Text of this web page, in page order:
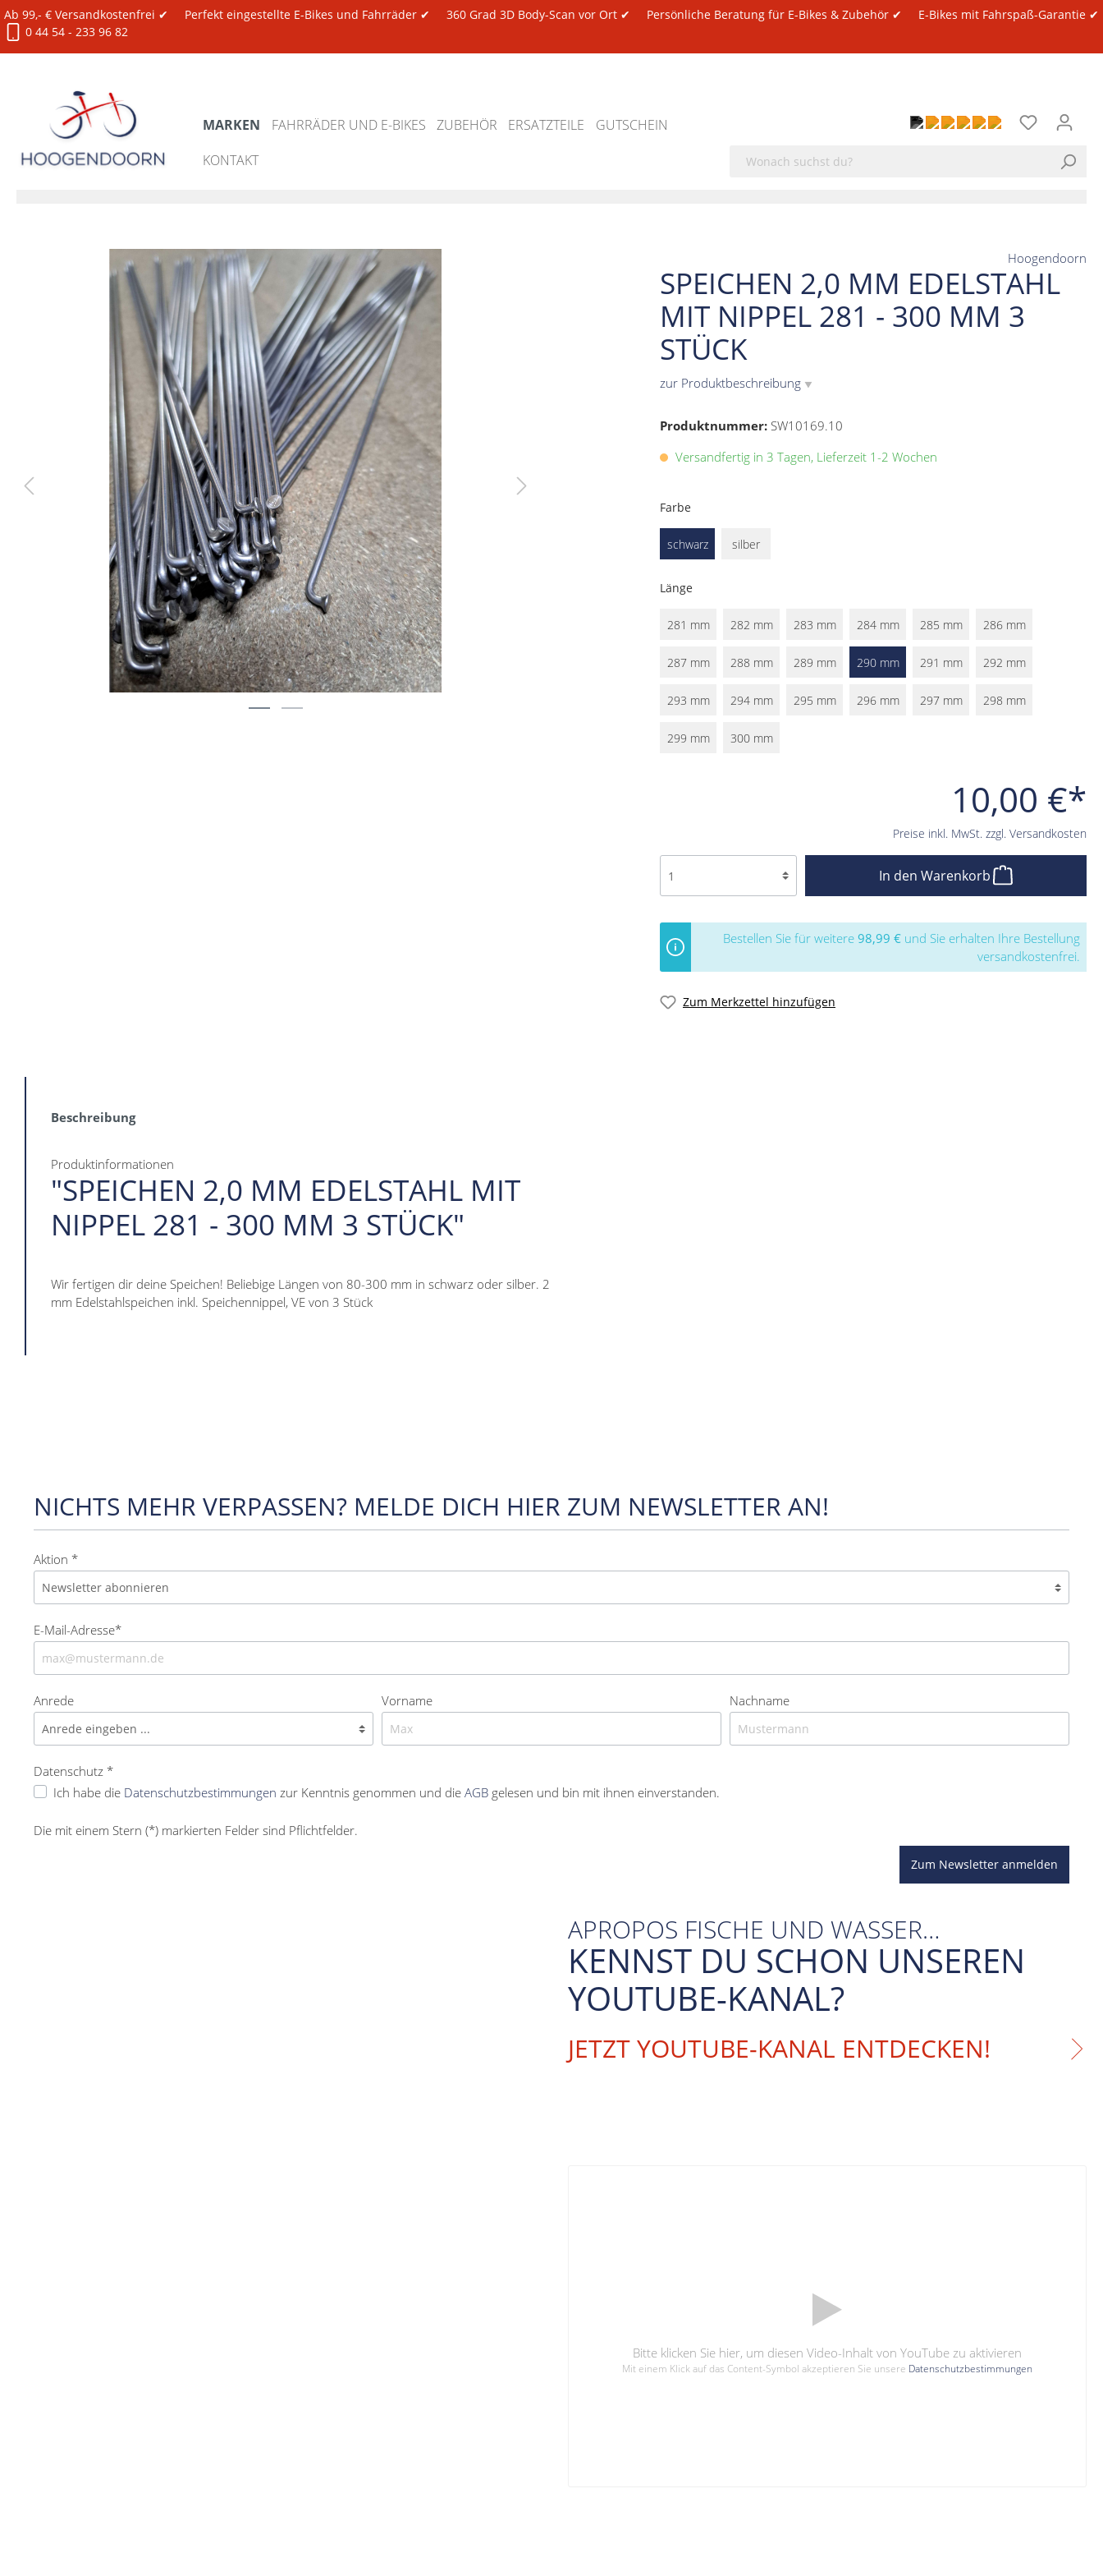
Ab 99,- € Versandkostenfrei ✔ Perfekt eingestellte E-Bikes und Fahrräder ✔ 360 Grad 3D Body-Scan vor Ort ✔ Persönliche Beratung für E-Bikes & Zubehör ✔
E-Bikes mit Fahrspaß-Garantie ✔
0 44 54 - 233 96 82
MARKEN FAHRRÄDER UND E-BIKES ZUBEHÖR ERSATZTEILE
GUTSCHEIN
KONTAKT
SPEICHEN 2,0 MM EDELSTAHL
MIT NIPPEL 281 - 300 MM 3
STÜCK
zur Produktbeschreibung ▼
Hoogendoorn
Produktnummer: SW10169.10
10,00 €*
Preise inkl. MwSt. zzgl. Versandkosten
Versandfertig in 3 Tagen, Lieferzeit 1-2 Wochen
Farbe
schwarz silber
Länge
281 mm 282 mm 283 mm 284 mm 285 mm 286 mm
287 mm 288 mm 289 mm 290 mm 291 mm 292 mm
293 mm 294 mm 295 mm 296 mm 297 mm 298 mm
299 mm 300 mm
In den Warenkorb
Bestellen Sie für weitere 98,99 € und Sie erhalten Ihre Bestellung
versandkostenfrei.
Zum Merkzettel hinzufügen
Beschreibung
Produktinformationen
"SPEICHEN 2,0 MM EDELSTAHL MIT
NIPPEL 281 - 300 MM 3 STÜCK"
Wir fertigen dir deine Speichen! Beliebige Längen von 80-300 mm in schwarz oder silber. 2
mm Edelstahlspeichen inkl. Speichennippel, VE von 3 Stück
NICHTS MEHR VERPASSEN? MELDE DICH HIER ZUM NEWSLETTER AN!
Aktion *
E-Mail-Adresse*
Anrede Vorname Nachname
Datenschutz *
Ich habe die Datenschutzbestimmungen zur Kenntnis genommen und die AGB gelesen und bin mit ihnen einverstanden.
Die mit einem Stern (*) markierten Felder sind Pflichtfelder.
Zum Newsletter anmelden
APROPOS FISCHE UND WASSER…
KENNST DU SCHON UNSEREN
YOUTUBE-KANAL?
JETZT YOUTUBE-KANAL ENTDECKEN!
Bitte klicken Sie hier, um diesen Video-Inhalt von YouTube zu aktivieren
Mit einem Klick auf das Content-Symbol akzeptieren Sie unsere Datenschutzbestimmungen